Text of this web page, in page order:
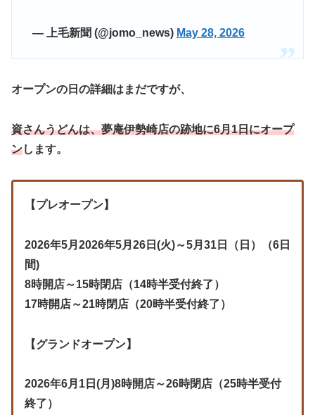
— 上毛新聞 (@jomo_news) May 28, 2026
オープンの日の詳細はまだですが、
資さんうどんは、夢庵伊勢崎店の跡地に6月1日にオープ
ンします。
【プレオープン】
2026年5月2026年5月26日(火)～5月31日（日）（6日
間)
8時開店～15時閉店（14時半受付終了）
17時開店～21時閉店（20時半受付終了）
【グランドオープン】
2026年6月1日(月)8時開店～26時閉店（25時半受付
終了）